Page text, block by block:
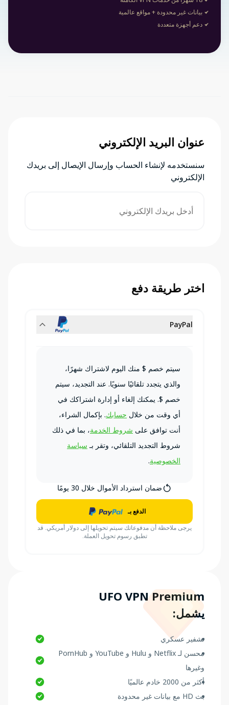
بيانات غير محدودة + مواقع عالمية
دعم أجهزة متعددة
عنوان البريد الإلكتروني
سنستخدمه لإنشاء الحساب وإرسال الإيصال إلى بريدك
الإلكتروني
اختر طريقة دفع
PayPal
سيتم خصم $ منك اليوم لاشتراك شهرًا،
والذي يتجدد تلقائيًا سنويًا. عند التجديد، سيتم
خصم $. يمكنك إلغاء أو إدارة اشتراكك في
أي وقت من خلال حسابك. بإكمال الشراء،
أنت توافق على شروط الخدمة، بما في ذلك
شروط التجديد التلقائي، وتقر بـ سياسة
الخصوصية.
ضمان استرداد الأموال خلال 30 يومًا
الدفع بـ
يرجى ملاحظة أن مدفوعاتك سيتم تحويلها إلى دولار أمريكي. قد
تطبق رسوم تحويل العملة.
UFO VPN Premium
يشمل:
تشفير عسكري
محسن لـ Netflix و Hulu و YouTube و PornHub
وغيرها
أكثر من 2000 خادم عالميًا
بث HD مع بيانات غير محدودة